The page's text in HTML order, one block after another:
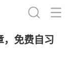
，免费自习